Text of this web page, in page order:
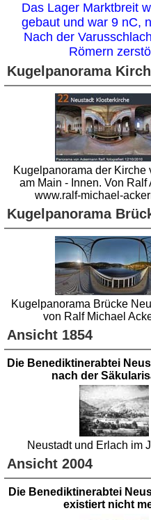
Das Lager Marktbreit
gebaut und war 9 nC,
Nach der
Römern
Kugelpanorama
Kugelpanorama der Kirche
am Main - Innen. Von Ralf
www.ralf-michael-
Kugelpanorama
Kugelpanorama Brücke
von Ralf Michael
Ansicht 1854
Die Benediktinerabtei
nach der
Neustadt und Erlach im
Ansicht 2004
Die Benediktinerabtei
existiert nicht